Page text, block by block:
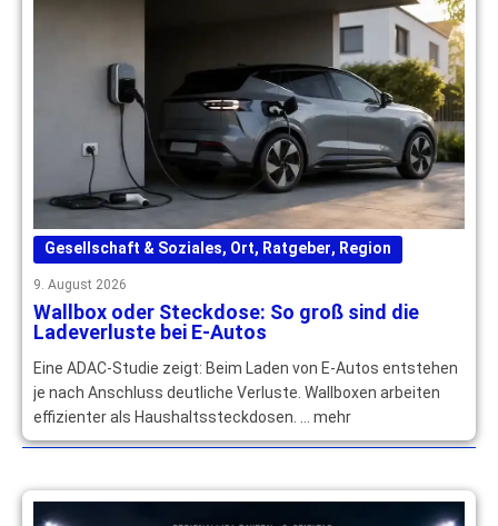
Gesellschaft & Soziales, Ort, Ratgeber, Region
9. August 2026
Wallbox oder Steckdose: So groß sind die
Ladeverluste bei E-Autos
Eine ADAC-Studie zeigt: Beim Laden von E-Autos entstehen
je nach Anschluss deutliche Verluste. Wallboxen arbeiten
effizienter als Haushaltssteckdosen. … mehr